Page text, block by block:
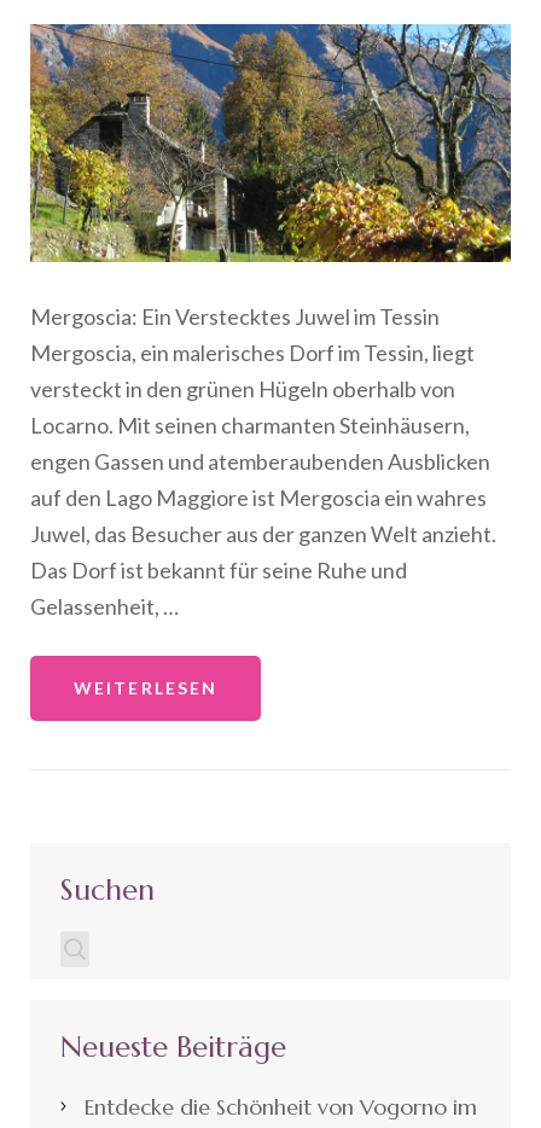
Mergoscia: Ein Verstecktes Juwel im Tessin
Mergoscia, ein malerisches Dorf im Tessin, liegt
versteckt in den grünen Hügeln oberhalb von
Locarno. Mit seinen charmanten Steinhäusern,
engen Gassen und atemberaubenden Ausblicken
auf den Lago Maggiore ist Mergoscia ein wahres
Juwel, das Besucher aus der ganzen Welt anzieht.
Das Dorf ist bekannt für seine Ruhe und
Gelassenheit, …
WEITERLESEN
Suchen
Neueste Beiträge
Entdecke die Schönheit von Vogorno im